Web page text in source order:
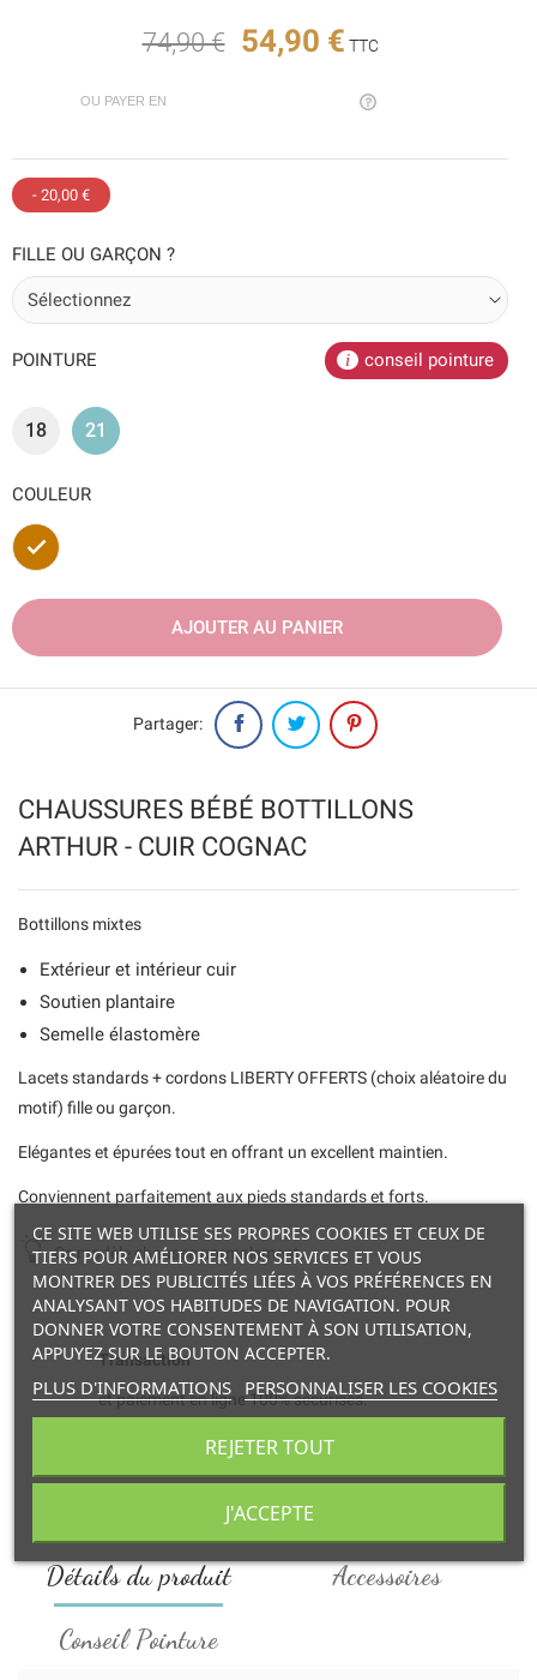
CHAUSSURES BÉBÉ BOTTILLONS
ARTHUR - CUIR COGNAC
Bottillons mixtes
Extérieur et intérieur cuir
Soutien plantaire
Semelle élastomère
Lacets standards + cordons LIBERTY OFFERTS (choix aléatoire du
motif) fille ou garçon.
Elégantes et épurées tout en offrant un excellent maintien.
Conviennent parfaitement aux pieds standards et forts.
Ce modèle chausse normalement.
Transaction
et paiement en ligne 100% sécurisés.
à domicile ou retrait en point relais.
74,90 € 54,90 € TTC
OU PAYER EN
- 20,00 €
FILLE OU GARÇON ?
POINTURE conseil pointure
18 21
COULEUR
Marron
AJOUTER AU PANIER
Partager:
Détails du produit Accessoires
Conseil Pointure
CE SITE WEB UTILISE SES PROPRES COOKIES ET CEUX DE
TIERS POUR AMÉLIORER NOS SERVICES ET VOUS
MONTRER DES PUBLICITÉS LIÉES À VOS PRÉFÉRENCES EN
ANALYSANT VOS HABITUDES DE NAVIGATION. POUR
DONNER VOTRE CONSENTEMENT À SON UTILISATION,
APPUYEZ SUR LE BOUTON ACCEPTER.
PLUS D'INFORMATIONS PERSONNALISER LES COOKIES
REJETER TOUT
J'ACCEPTE